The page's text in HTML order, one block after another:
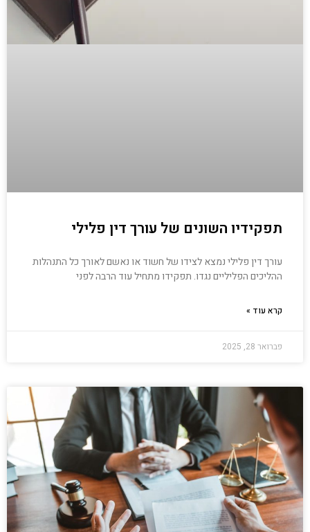
תפקידיו השונים של עורך דין פלילי
עורך דין פלילי נמצא לצידו של חשוד או נאשם לאורך כל התנהלות
ההליכים הפליליים נגדו. תפקידו מתחיל עוד הרבה לפני
קרא עוד »
פברואר 28, 2025